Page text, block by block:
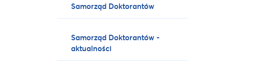
Samorząd Doktorantów
Samorząd Doktorantów -
aktualności